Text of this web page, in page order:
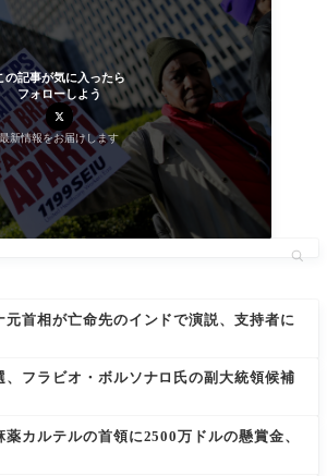
の記事が気に入ったら
フォローしよう
最新情報をお届けします
元首相が亡命先のインドで演説、支持者に
、フラビオ・ボルソナロ氏の副大統領候補
カルテルの首領に2500万ドルの懸賞金、